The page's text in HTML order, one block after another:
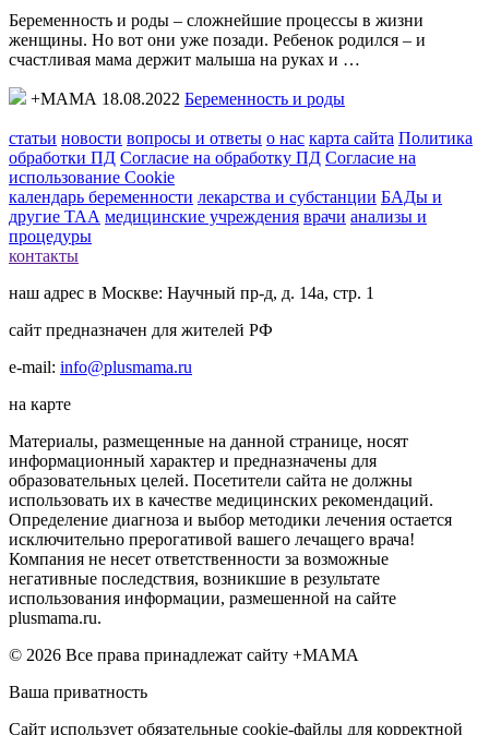
Беременность и роды – сложнейшие процессы в жизни
женщины. Но вот они уже позади. Ребенок родился – и
счастливая мама держит малыша на руках и …
+МАМА 18.08.2022 Беременность и роды
статьи новости вопросы и ответы о нас карта сайта Политика
обработки ПД Согласие на обработку ПД Согласие на
использование Cookie
календарь беременности лекарства и субстанции БАДы и
другие ТАА медицинские учреждения врачи анализы и
процедуры
контакты
наш адрес в Москве: Научный пр-д, д. 14а, стр. 1
сайт предназначен для жителей РФ
e-mail: info@plusmama.ru
на карте
Материалы, размещенные на данной странице, носят
информационный характер и предназначены для
образовательных целей. Посетители сайта не должны
использовать их в качестве медицинских рекомендаций.
Определение диагноза и выбор методики лечения остается
исключительно прерогативой вашего лечащего врача!
Компания не несет ответственности за возможные
негативные последствия, возникшие в результате
использования информации, размешенной на сайте
plusmama.ru.
© 2026 Все права принадлежат сайту +МАМА
Ваша приватность
Сайт использует обязательные cookie-файлы для корректной